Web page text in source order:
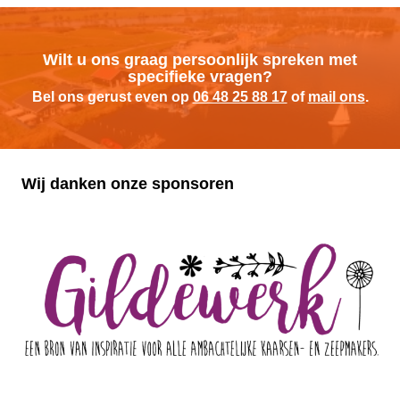
Wilt u ons graag persoonlijk spreken met
specifieke vragen?
Bel ons gerust even op 06 48 25 88 17of mail ons.
Wij danken onze sponsoren